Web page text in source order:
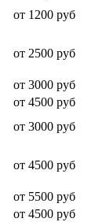
от 1200 руб
от 2500 руб
от 3000 руб
от 4500 руб
от 3000 руб
от 4500 руб
от 5500 руб
от 4500 руб